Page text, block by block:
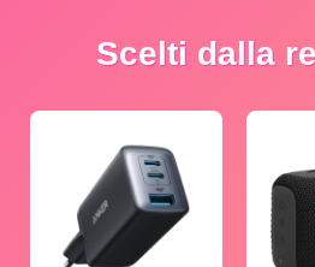
Scelti dalla